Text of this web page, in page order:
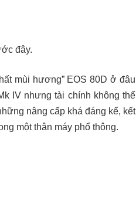
đây.
mùi hương” EOS 80D ở đâu
IV nhưng tài chính không thể
nâng cấp khá đáng kể, kết
một thân máy phổ thông.